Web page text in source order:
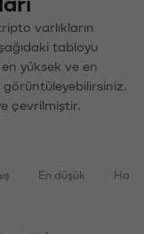
varlıkların
tabloyu
yüksek ve en
çevrilmiştir.
En düşük